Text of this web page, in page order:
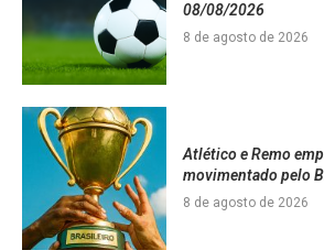
08/08/2026
8 de agosto de 2026
Atlético e Remo
movimentado pelo
8 de agosto de 2026